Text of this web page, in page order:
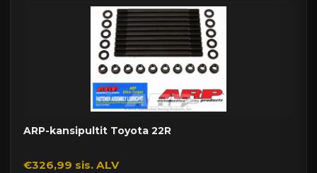
ARP-kansipultit Toyota 22R
€326,99 sis. ALV